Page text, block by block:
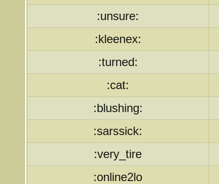
:unsure:
:kleenex:
:turned:
:cat:
:blushing:
:sarssick:
:very_tire
:online2lo